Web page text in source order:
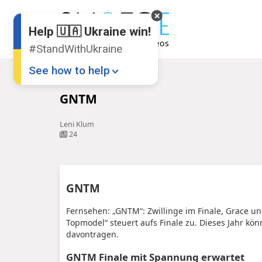
GNTM
Leni Klum
24
GNTM
Fernsehen: „GNTM“: Zwillinge im Finale, Grace
Topmodel“ steuert aufs Finale zu. Dieses Jahr
davontragen.
GNTM Finale mit Spannung erwartet
Help 🇺🇦 Ukraine win!
#StandWithUkraine
See how to help
Share this widget
📌